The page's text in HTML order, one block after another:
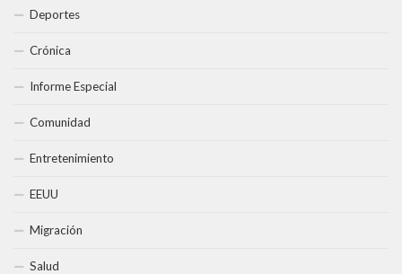
Deportes
Crónica
Informe Especial
Comunidad
Entretenimiento
EEUU
Migración
Salud